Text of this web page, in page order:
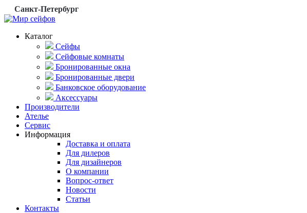
Санкт-Петербург
Каталог
Сейфы
Сейфовые комнаты
Бронированные окна
Бронированные двери
Банковское оборудование
Аксессуары
Производители
Ателье
Сервис
Информация
Доставка и оплата
Для дилеров
Для дизайнеров
О компании
Вопрос-ответ
Новости
Статьи
Контакты